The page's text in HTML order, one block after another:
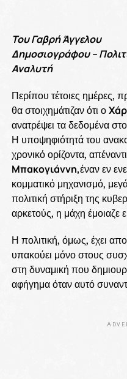
Του Γαβρή Άγγελου
Δημοσιογράφου –
Αναλυτή
Περίπου τέτοιες ημέρες,
θα στοιχημάτιζαν ότι ο
ανατρέψει τα δεδομένα
Η υποψηφιότητά του
χρονικό ορίζοντα,
Μπακογιάννη,έναν εν
κομματικό μηχανισμό,
πολιτική στήριξη της
αρκετούς, η μάχη
Η πολιτική, όμως, έχει
υπακούει μόνο στους
στη δυναμική που
αφήγημα όταν αυτό